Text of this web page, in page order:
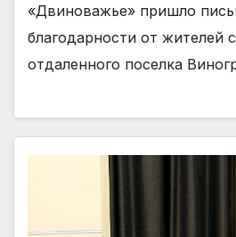
«Двиноважье» пришло
благодарности от жителей
отдаленного поселка